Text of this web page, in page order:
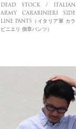
DEAD STOCK / ITALIAN
ARMY CARABINIERI SIDE
LINE PANTS（イタリア軍 カラ
ビニエリ 側章パンツ）